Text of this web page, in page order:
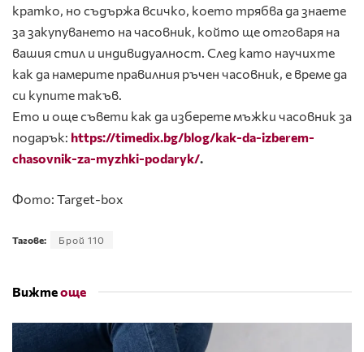
кратко, но съдържа всичко, което трябва да знаете
за закупуването на часовник, който ще отговаря на
вашия стил и индивидуалност. След като научихте
как да намерите правилния ръчен часовник, е време да
си купите такъв.
Ето и още съвети как да изберете мъжки часовник за
подарък: https://timedix.bg/blog/kak-da-izberem-
chasovnik-za-myzhki-podaryk/.
Фото: Target-box
Тагове: Брой 110
Вижтеоще